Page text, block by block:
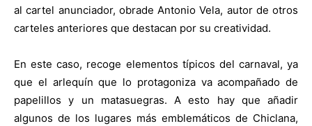
al cartel anunciador, obrade Antonio Vela, autor de otros
carteles anteriores que destacan por su creatividad.
En este caso, recoge elementos típicos del carnaval, ya
que el arlequín que lo protagoniza va acompañado de
papelillos y un matasuegras. A esto hay que añadir
algunos de los lugares más emblemáticos de Chiclana,